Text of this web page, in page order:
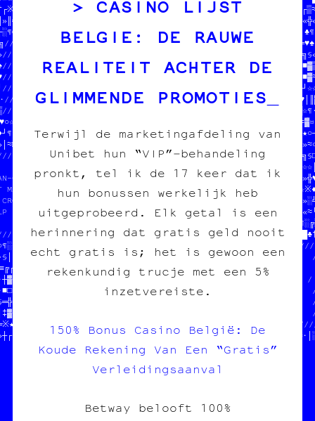
☆///
//
//JEAN-CHAT ET MOOMIN      //
100% transwallon          //ONT MANGÉ TOUS LES SOUS  //
100% légal                //EN CROQUETTES            //
mieux que sur le darkweb  //HELP HELP                //
//                         //
//
SOUTENIR LE PROJET          //
l'image imprimée  //
//  //////////////////////////////////
CHAT ET MOOMIN      //////                       //     //
MANGÉ TOUS LES SOUS ●♣┐†※//  PAPIER /// CARBONE   //     //
CROQUETTES           ≡//♣♠//  fanzine /// édition  //mée  //
HELP               ▓║/♣•//  charleroi /// diy    //     //
/─※▓//                       /////////
█≡┘///////////////////////┌♠//
//●║║※╔╗//  DONNE-NOUS
DONNE-NOUS  //¤§·╚▓«//  TON POGNON  //
TON POGNON  //□¶○※╚·//  STP MERCI   //fait des pin's
STP MERCI   //╔♦■□╔●//  JEAN-CHAT   // affiches         /
JEAN-CHAT   //♦†╔·□■//              // cartes postales
//★†♣╬╝□////////////////// posters
≈│╬«┘●■≈╗█░■□§♣●♣//
BELGIE: DE RAUWE
REALITEIT ACHTER DE
GLIMMENDE PROMOTIES
Terwijl de marketingafdeling van
Unibet hun “VIP”‑behandeling
pronkt, tel ik de 17 keer dat ik
hun bonussen werkelijk heb
uitgeprobeerd. Elk getal is een
herinnering dat gratis geld nooit
echt gratis is; het is gewoon een
rekenkundig trucje met een 5%
inzetvereiste.
150% Bonus Casino België: De
Koude Rekening Van Een “Gratis”
Verleidingsaanval
Betway belooft 100%